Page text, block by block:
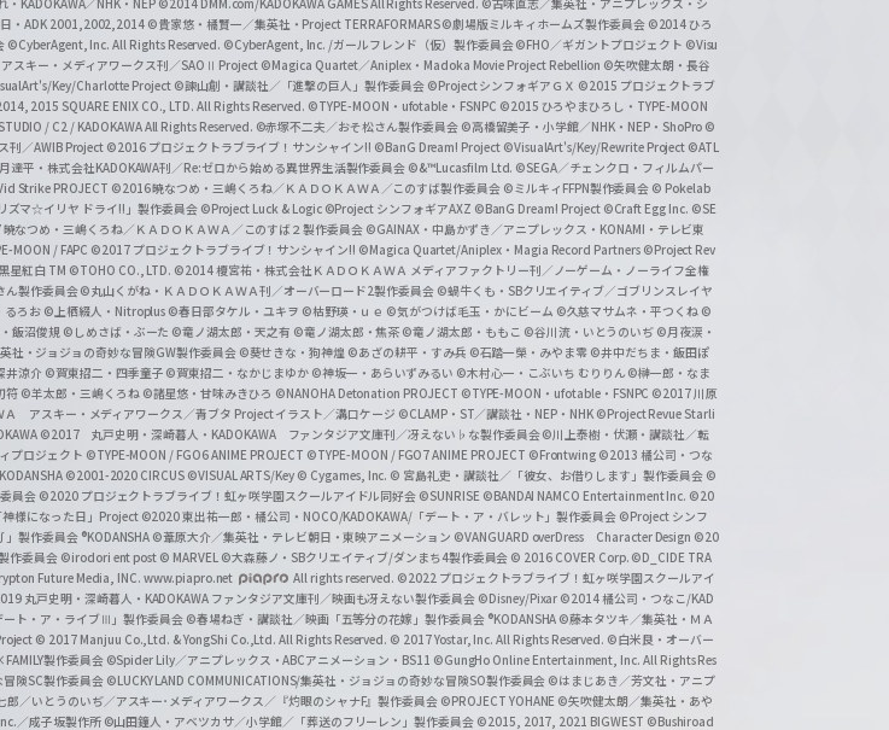
i
a
l
C
h
a
n
n
e
l
・ADK 2001,2002,2014 ©貴家悠・橘賢一／集英社・Project TERRAFORMARS©劇場版ミルキィホームズ製作委員会 ©2014 ひろ
©CyberAgent, Inc. All Rights Reserved. ©CyberAgent, Inc. /ガールフレンド（仮）製作委員会©FHO／ギガントプロジェクト ©Visu
スキー・メディアワークス刊／SAOⅡ Project ©Magica Quartet／Aniplex・Madoka Movie Project Rebellion ©矢吹健太朗・長谷
Key/Charlotte Project ©諫山創・講談社／「進撃の巨人」製作委員会 ©Project シンフォギアＧＸ ©2015 プロジェクトラブ
2015 SQUARE ENIX CO., LTD. All Rights Reserved. ©TYPE-MOON・ufotable・FSNPC ©2015 ひろやまひろし・TYPE-MOON
/ C2 / KADOKAWA All Rights Reserved. ©赤塚不二夫／おそ松さん製作委員会 ©高橋留美子・小学館／NHK・NEP・ShoPro ©
刊／AWIB Project ©2016 プロジェクトラブライブ！サンシャイン!! ©BanG Dream! Project ©VisualArt's/Key/Rewrite Project ©ATL
達平・株式会社KADOKAWA刊／Re:ゼロから始める異世界生活製作委員会 ©&™Lucasfilm Ltd. ©SEGA／チェンクロ・フィルムパー
Strike PROJECT ©2016 暁なつめ・三嶋くろね／ＫＡＤＯＫＡＷＡ／このすば製作委員会 ©ミルキィFFPN製作委員会 © Pokelab
ズマ☆イリヤ ドライ!!」製作委員会 ©Project Luck & Logic ©Project シンフォギアAXZ ©BanG Dream! Project ©Craft Egg Inc. ©SE
なつめ・三嶋くろね／ＫＡＤＯＫＡＷＡ／このすば２製作委員会 ©GAINAX・中島かずき／アニプレックス・KONAMI・テレビ東
MOON / FAPC ©2017 プロジェクトラブライブ！サンシャイン!! ©Magica Quartet/Aniplex・Magia Record Partners ©Project Rev
星紅白 TM ©TOHO CO., LTD. ©2014 榎宮祐・株式会社ＫＡＤＯＫＡＷＡ メディアファクトリー刊／ノーゲーム・ノーライフ全権
ん製作委員会©丸山くがね・ＫＡＤＯＫＡＷＡ刊／オーバーロード2製作委員会 ©蝸牛くも・SBクリエイティブ／ゴブリンスレイヤ
るろお ©上栖綴人・Nitroplus ©春日部タケル・ユキヲ ©枯野瑛・ｕｅ ©気がつけば毛玉・かにビーム ©久慈マサムネ・平つくね ©
飯沼俊規 ©しめさば・ぶーた ©竜ノ湖太郎・天之有 ©竜ノ湖太郎・焦茶 ©竜ノ湖太郎・ももこ ©谷川流・いとうのいぢ ©月夜涙・
社・ジョジョの奇妙な冒険GW製作委員会 ©葵せきな・狗神煌 ©あざの耕平・すみ兵 ©石踏一榮・みやま零 ©井中だちま・飯田ぽ
井涼介 ©賀東招二・四季童子 ©賀東招二・なかじまゆか ©神坂一・あらいずみるい ©木村心一・こぶいち むりりん ©榊一郎・なま
符 ©羊太郎・三嶋くろね ©諸星悠・甘味みきひろ ©NANOHA Detonation PROJECT ©TYPE-MOON・ufotable・FSNPC ©2017 川原
アスキー・メディアワークス／青ブタ Project イラスト／溝口ケージ ©CLAMP・ST／講談社・NEP・NHK ©Project Revue Starli
©2017 丸戸史明・深崎暮人・KADOKAWA ファンタジア文庫刊／冴えない♭な製作委員会©川上泰樹・伏瀬・講談社／転
プロジェクト ©TYPE-MOON / FGO6 ANIME PROJECT ©TYPE-MOON / FGO7 ANIME PROJECT ©Frontwing ©2013 橘公司・つな
©2001-2020 CIRCUS ©VISUAL ARTS/Key © Cygames, Inc. © 宮島礼吏・講談社／「彼女、お借りします」製作委員会 ©
員会 ©2020 プロジェクトラブライブ！虹ヶ咲学園スクールアイドル同好会 ©SUNRISE ©BANDAI NAMCO Entertainment Inc. ©20
様になった日」Project ©2020 東出祐一郎・橘公司・NOCO/KADOKAWA/「デート・ア・バレット」製作委員会 ©Project シンフ
製作委員会 ®KODANSHA ©葦原大介／集英社・テレビ朝日・東映アニメーション ©VANGUARD overDress Character Design ©20
作委員会 ©irodori ent post © MARVEL ©大森藤ノ・SBクリエイティブ/ダンまち4製作委員会 © 2016 COVER Corp. ©D_CIDE TRA
Future Media, INC. www.piapro.net All rights reserved. ©2022 プロジェクトラブライブ！虹ヶ咲学園スクールアイ
丸戸史明・深崎暮人・KADOKAWA ファンタジア文庫刊／映画も冴えない製作委員会 ©Disney/Pixar ©2014 橘公司・つなこ/KAD
ート・ア・ライブⅢ」製作委員会 ©春場ねぎ・講談社／映画「五等分の花嫁」製作委員会 ®KODANSHA ©藤本タツキ／集英社・ＭＡ
© 2017 Manjuu Co.,Ltd. & YongShi Co.,Ltd. All Rights Reserved. © 2017 Yostar, Inc. All Rights Reserved. ©白米良・オーバー
製作委員会 ©Spider Lily／アニプレックス・ABCアニメーション・BS11 ©GungHo Online Entertainment, Inc. All Rights Res
険SC製作委員会 ©LUCKY LAND COMMUNICATIONS/集英社・ジョジョの奇妙な冒険SO製作委員会 ©はまじあき／芳文社・アニプ
郎／いとうのいぢ／アスキー･メディアワークス／『灼眼のシャナF』製作委員会 ©PROJECT YOHANE ©矢吹健太朗／集英社・あや
／成子坂製作所 ©山田鐘人・アベツカサ／小学館／「葬送のフリーレン」製作委員会 ©2015, 2017, 2021 BIGWEST ©Bushiroad